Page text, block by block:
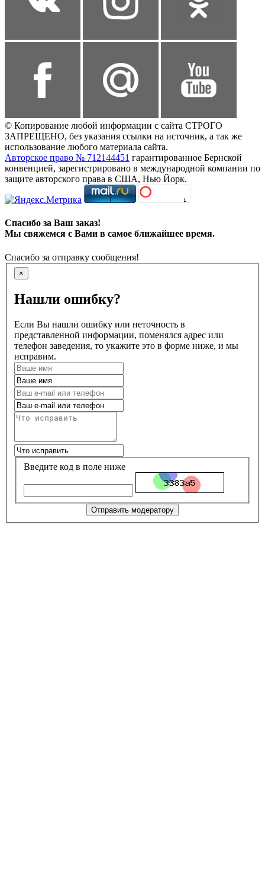
© Копирование любой информации с сайта СТРОГО
ЗАПРЕЩЕНО, без указания ссылки на источник, а так же
использование любого материала сайта.
Авторское право № 712144451 гарантированное Бернской
конвенцией, зарегистрировано в международной компании по
защите авторского права в США, Нью Йорк.
Спасибо за Ваш заказ!
Мы свяжемся с Вами в самое ближайшее время.
Спасибо за отправку сообщения!
×
Нашли ошибку?
Если Вы нашли ошибку или неточность в
представленной информации, поменялся адрес или
телефон заведения, то укажите это в форме ниже, и мы
исправим.
Введите код в поле ниже
Отправить модератору